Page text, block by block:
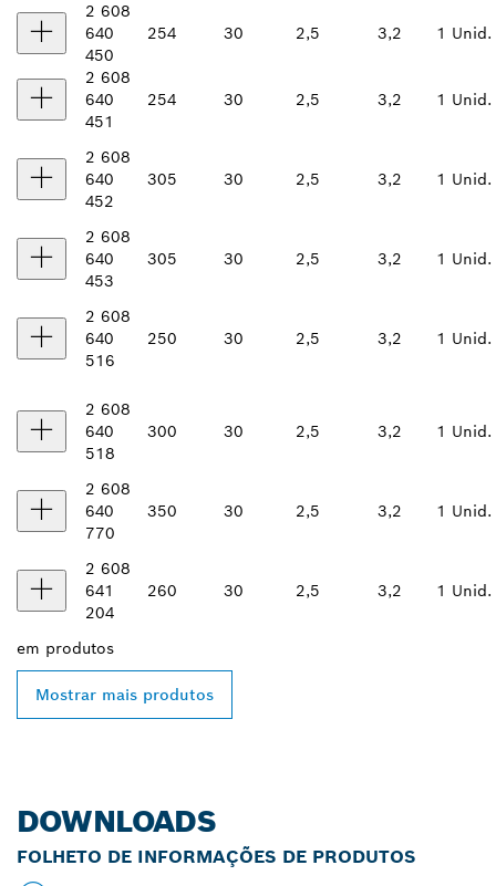
2 608
640
450
254 30 2,5 3,2 1 Unid.
2 608
640
451
254 30 2,5 3,2 1 Unid.
2 608
640
452
305 30 2,5 3,2 1 Unid.
2 608
640
453
305 30 2,5 3,2 1 Unid.
2 608
640
516
250 30 2,5 3,2 1 Unid.
2 608
640
518
300 30 2,5 3,2 1 Unid.
2 608
640
770
350 30 2,5 3,2 1 Unid.
2 608
641
204
260 30 2,5 3,2 1 Unid.
em produtos
Mostrar mais produtos
DOWNLOADS
FOLHETO DE INFORMAÇÕES DE PRODUTOS